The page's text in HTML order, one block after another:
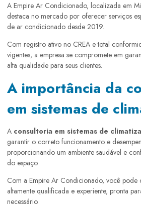
A Empire Ar Condicionado, localizada em
destaca no mercado por oferecer serviços
de ar condicionado desde 2019.
Com registro ativo no CREA e total
vigentes, a empresa se compromete em
alta qualidade para seus clientes.
A importância da
em sistemas de
A consultoria em sistemas de
garantir o correto funcionamento e
proporcionando um ambiente saudável e
do espaço.
Com a Empire Ar Condicionado, você pode
altamente qualificada e experiente, pronta
necessário.